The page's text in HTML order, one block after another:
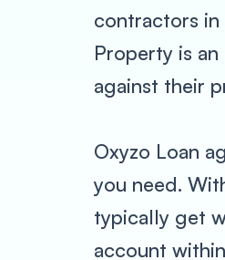
contractors in
Property is
against their
Oxyzo Loan
you need.
typically get
account